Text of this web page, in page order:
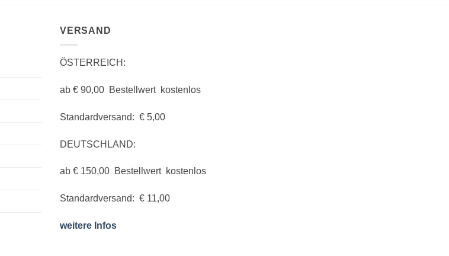
VERSAND
ÖSTERREICH:
ab € 90,00 Bestellwert kostenlos
Standardversand: € 5,00
DEUTSCHLAND:
ab € 150,00 Bestellwert kostenlos
Standardversand: € 11,00
weitere Infos